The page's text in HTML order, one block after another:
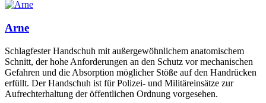
Arne
Schlagfester Handschuh mit außergewöhnlichem anatomischem
Schnitt, der hohe Anforderungen an den Schutz vor mechanischen
Gefahren und die Absorption möglicher Stöße auf den Handrücken
erfüllt. Der Handschuh ist für Polizei- und Militäreinsätze zur
Aufrechterhaltung der öffentlichen Ordnung vorgesehen.